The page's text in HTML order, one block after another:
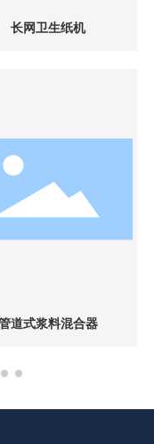
长网卫生纸机
道式浆料混合器